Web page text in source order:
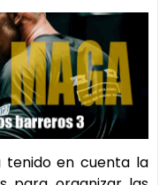
tenido en cuenta la